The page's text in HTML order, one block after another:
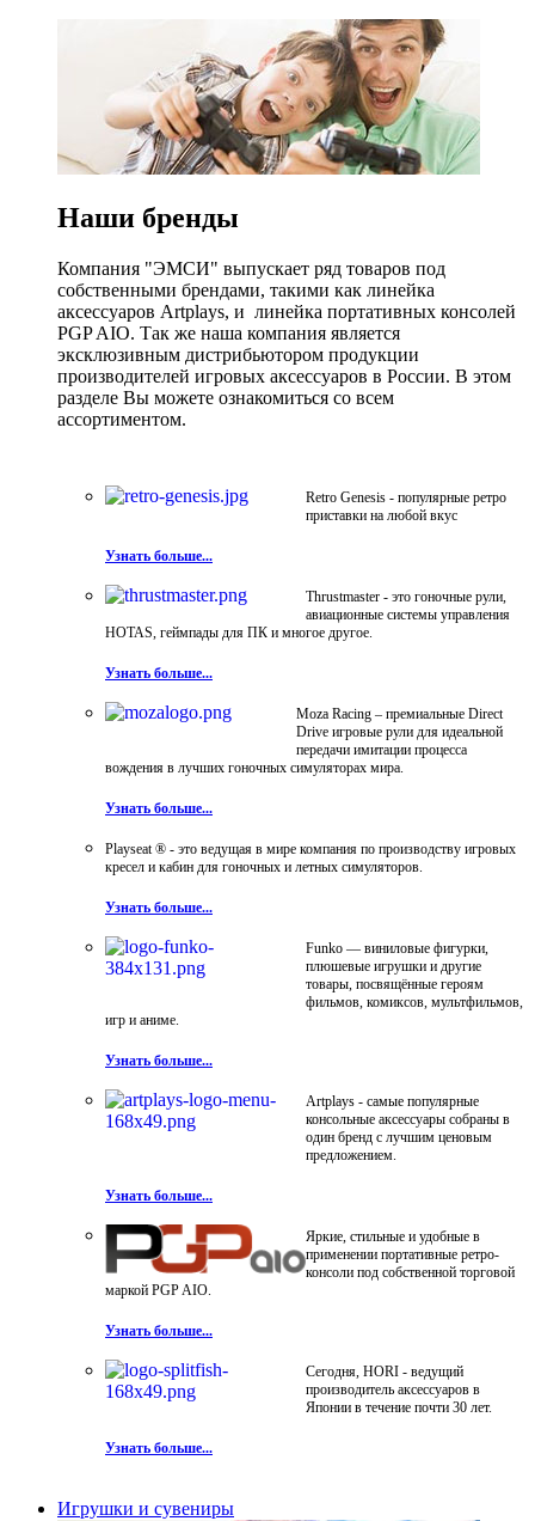
Наши бренды
Компания "ЭМСИ" выпускает ряд товаров под
собственными брендами, такими как линейка
аксессуаров Artplays, и линейка портативных консолей
PGP AIO. Так же наша компания является
эксклюзивным дистрибьютором продукции
производителей игровых аксессуаров в России. В этом
разделе Вы можете ознакомиться со всем
ассортиментом.
Retro Genesis - популярные ретро
приставки на любой вкус
Узнать больше...
Thrustmaster - это гоночные рули,
авиационные системы управления
HOTAS, геймпады для ПК и многое другое.
Узнать больше...
Moza Racing – премиальные Direct
Drive игровые рули для идеальной
передачи имитации процесса
вождения в лучших гоночных симуляторах мира.
Узнать больше...
Playseat ® - это ведущая в мире компания по производству игровых
кресел и кабин для гоночных и летных симуляторов.
Узнать больше...
Funko — виниловые фигурки,
плюшевые игрушки и другие
товары, посвящённые героям
фильмов, комиксов, мультфильмов,
игр и аниме.
Узнать больше...
Artplays - самые популярные
консольные аксессуары собраны в
один бренд с лучшим ценовым
предложением.
Узнать больше...
Яркие, стильные и удобные в
применении портативные ретро-
консоли под собственной торговой
маркой PGP AIO.
Узнать больше...
Сегодня, HORI - ведущий
производитель аксессуаров в
Японии в течение почти 30 лет.
Узнать больше...
Игрушки и сувениры